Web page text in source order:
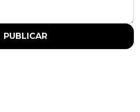
PUBLICAR